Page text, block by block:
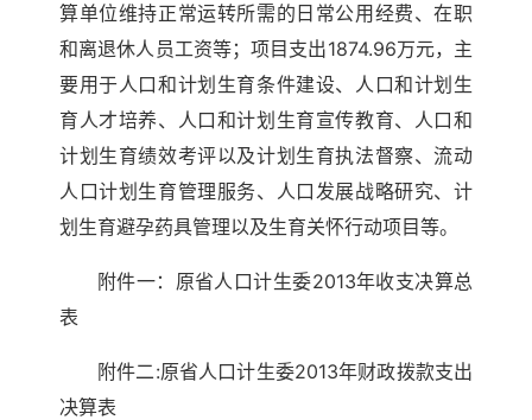
算单位维持正常运转所需的日常公用经费、在职
和离退休人员工资等；项目支出1874.96万元，主
要用于人口和计划生育条件建设、人口和计划生
育人才培养、人口和计划生育宣传教育、人口和
计划生育绩效考评以及计划生育执法督察、流动
人口计划生育管理服务、人口发展战略研究、计
划生育避孕药具管理以及生育关怀行动项目等。
附件一：原省人口计生委2013年收支决算总
表
附件二:原省人口计生委2013年财政拨款支出
决算表